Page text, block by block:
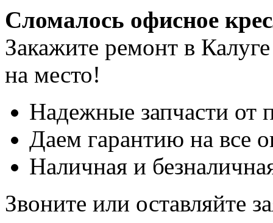
Сломалось офисное
Закажите ремонт в
на место!
Надежные запчасти от
Даем гарантию на все
Наличная и
Звоните или оставляйте